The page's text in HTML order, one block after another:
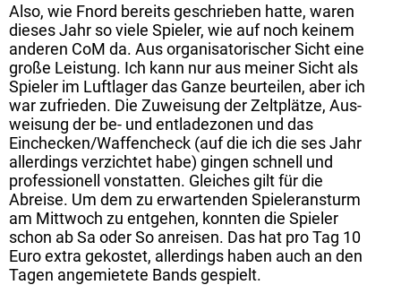
Also, wie Fnord bereits geschrieben hatte, waren
dieses Jahr so viele Spieler, wie auf noch keinem
anderen CoM da. Aus organisatorischer Sicht eine
große Leistung. Ich kann nur aus meiner Sicht als
Spieler im Luftlager das Ganze beurteilen, aber ich
war zufrieden. Die Zuweisung der Zeltplätze, Aus-
weisung der be- und entladezonen und das
Einchecken/Waffencheck (auf die ich die ses Jahr
allerdings verzichtet habe) gingen schnell und
professionell vonstatten. Gleiches gilt für die
Abreise. Um dem zu erwartenden Spieleransturm
am Mittwoch zu entgehen, konnten die Spieler
schon ab Sa oder So anreisen. Das hat pro Tag 10
Euro extra gekostet, allerdings haben auch an den
Tagen angemietete Bands gespielt.